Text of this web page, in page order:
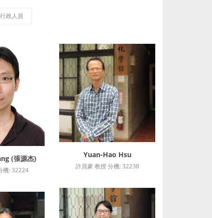
行政人員
訊(張源杰)
機: 32224
詳細資訊
Yuan-Hao Hsu
許員豪 教授 分機: 32238